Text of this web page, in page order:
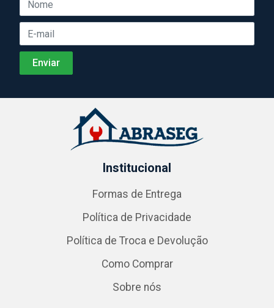
Institucional
Formas de Entrega
Política de Privacidade
Política de Troca e Devolução
Como Comprar
Sobre nós